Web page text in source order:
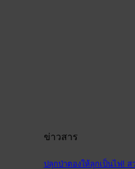
ข่าวสาร
ปลุกป่าตองให้ลุกเป็นไฟ! ส